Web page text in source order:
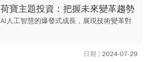
式，目前價格具吸引力，透過深...
荷寶主題投資：把握未來變革趨勢
AI人工智慧的爆發式成長，展現技術變革對
未來，洞察趨勢則掌握商機...
2024-07-29